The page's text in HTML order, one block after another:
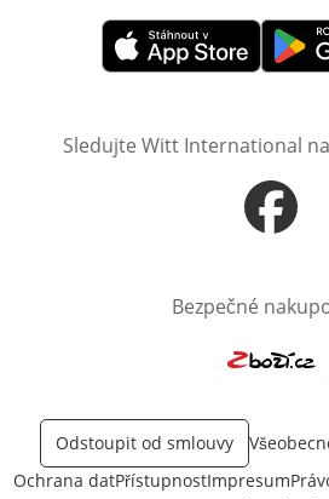
Otevře v novém okně
Otevře
Sledujte Witt International
Otevře v
Bezpečné
Odstoupit od smlouvy
Ochrana datPřístupnostImpresum